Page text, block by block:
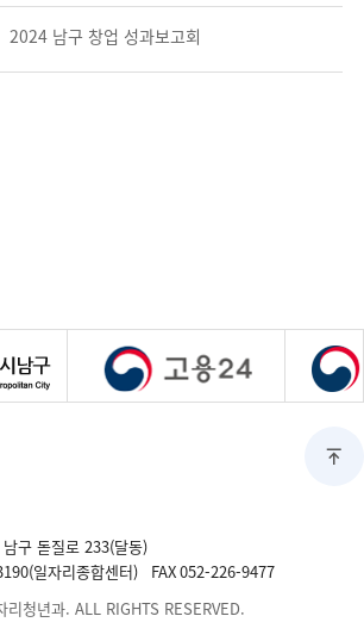
2024 남구 창업 성과보고회
구 돋질로 233(달동)
일자리종합센터) FAX052-226-9477
청년과. ALL RIGHTS RESERVED.